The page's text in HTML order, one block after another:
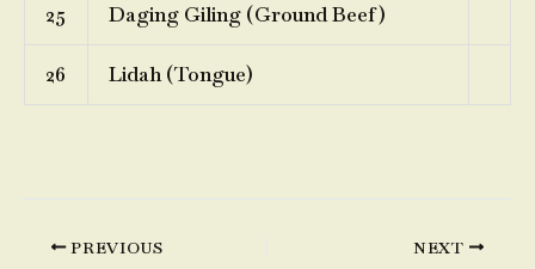
25 Daging Giling (Ground Beef)
26 Lidah (Tongue)
PREVIOUS NEXT